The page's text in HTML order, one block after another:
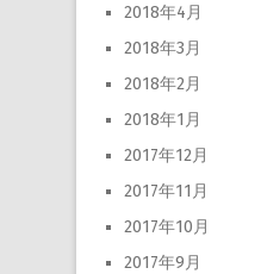
2018年4月
2018年3月
2018年2月
2018年1月
2017年12月
2017年11月
2017年10月
2017年9月